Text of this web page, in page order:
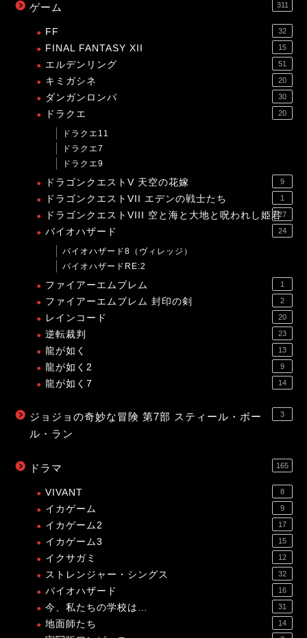
ゲーム 311
FF 32
FINAL FANTASY XII 15
エルデンリング 51
キミガシネ 20
ダンガンロンパ 30
ドラクエ 20
ドラクエ11
ドラクエ7
ドラクエ9
ドラゴンクエストV 天空の花嫁 9
ドラゴンクエストVII エデンの戦士たち 1
ドラゴンクエストVIII 空と海と大地と呪われし姫君27
バイオハザード 24
バイオハザード8（ヴィレッジ）
バイオハザードRE:2
ファイアーエムブレム 1
ファイアーエムブレム 封印の剣 2
レインコード 20
逆転裁判 23
龍が如く 13
龍が如く2 9
龍が如く7 14
ジョジョの奇妙な冒険 第7部 スティール・ボー
ル・ラン
3
ドラマ 165
VIVANT 8
イカゲーム 9
イカゲーム2 17
イカゲーム3 15
イクサガミ 12
ストレンジャー・シングス 32
バイオハザード 16
今、私たちの学校は… 31
地面師たち 14